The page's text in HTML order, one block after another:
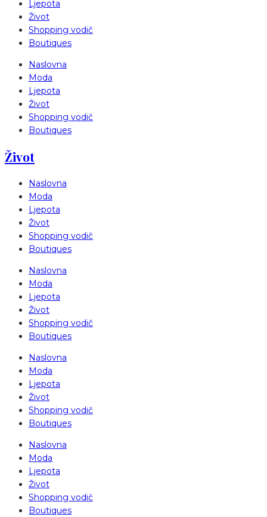
Ljepota
Život
Shopping vodič
Boutiques
Naslovna
Moda
Ljepota
Život
Shopping vodič
Boutiques
Život
Naslovna
Moda
Ljepota
Život
Shopping vodič
Boutiques
Naslovna
Moda
Ljepota
Život
Shopping vodič
Boutiques
Naslovna
Moda
Ljepota
Život
Shopping vodič
Boutiques
Naslovna
Moda
Ljepota
Život
Shopping vodič
Boutiques